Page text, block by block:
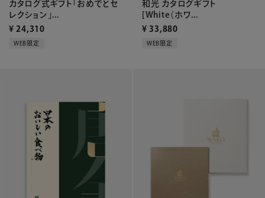
カタログ式ギフト「おめでとセ
レクション」...
¥ 24,310
WEB限定
和光 カタログギフト
[White（ホワ...
¥ 33,880
WEB限定